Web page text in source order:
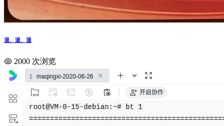
退、退、退
2000 次浏览